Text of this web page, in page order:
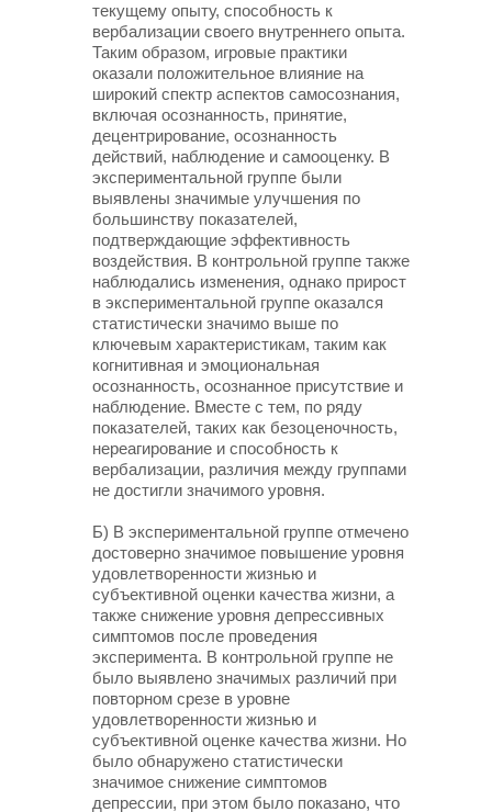
текущему опыту, способность к
вербализации своего внутреннего опыта.
Таким образом, игровые практики
оказали положительное влияние на
широкий спектр аспектов самосознания,
включая осознанность, принятие,
децентрирование, осознанность
действий, наблюдение и самооценку. В
экспериментальной группе были
выявлены значимые улучшения по
большинству показателей,
подтверждающие эффективность
воздействия. В контрольной группе также
наблюдались изменения, однако прирост
в экспериментальной группе оказался
статистически значимо выше по
ключевым характеристикам, таким как
когнитивная и эмоциональная
осознанность, осознанное присутствие и
наблюдение. Вместе с тем, по ряду
показателей, таких как безоценочность,
нереагирование и способность к
вербализации, различия между группами
не достигли значимого уровня.
Б) В экспериментальной группе отмечено
достоверно значимое повышение уровня
удовлетворенности жизнью и
субъективной оценки качества жизни, а
также снижение уровня депрессивных
симптомов после проведения
эксперимента. В контрольной группе не
было выявлено значимых различий при
повторном срезе в уровне
удовлетворенности жизнью и
субъективной оценке качества жизни. Но
было обнаружено статистически
значимое снижение симптомов
депрессии, при этом было показано, что